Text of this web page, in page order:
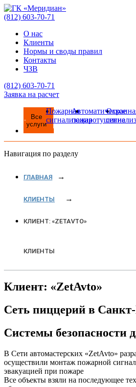
(812) 603-70-71
О нас
Клиенты
Нормы и своды правил
Контакты
ЧЗВ
(812) 603-70-71
Заявка на расчет
Все
услуги
Пожарная
сигнализация
Автоматическое
пожаротушение
Навигация по разделу
ГЛАВНАЯ
КЛИЕНТЫ
КЛИЕНТ: «ZETAVTO»
КЛИЕНТЫ
Клиент: «ZetAvto»
Сеть пиццерий в Санкт-
Системы безопасности
В Сети автомастерских «ZetAvto»
осуществили монтаж пожарной
эвакуацией при пожаре
Все объекты взяли на последующее